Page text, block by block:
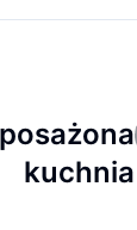
kuchnia